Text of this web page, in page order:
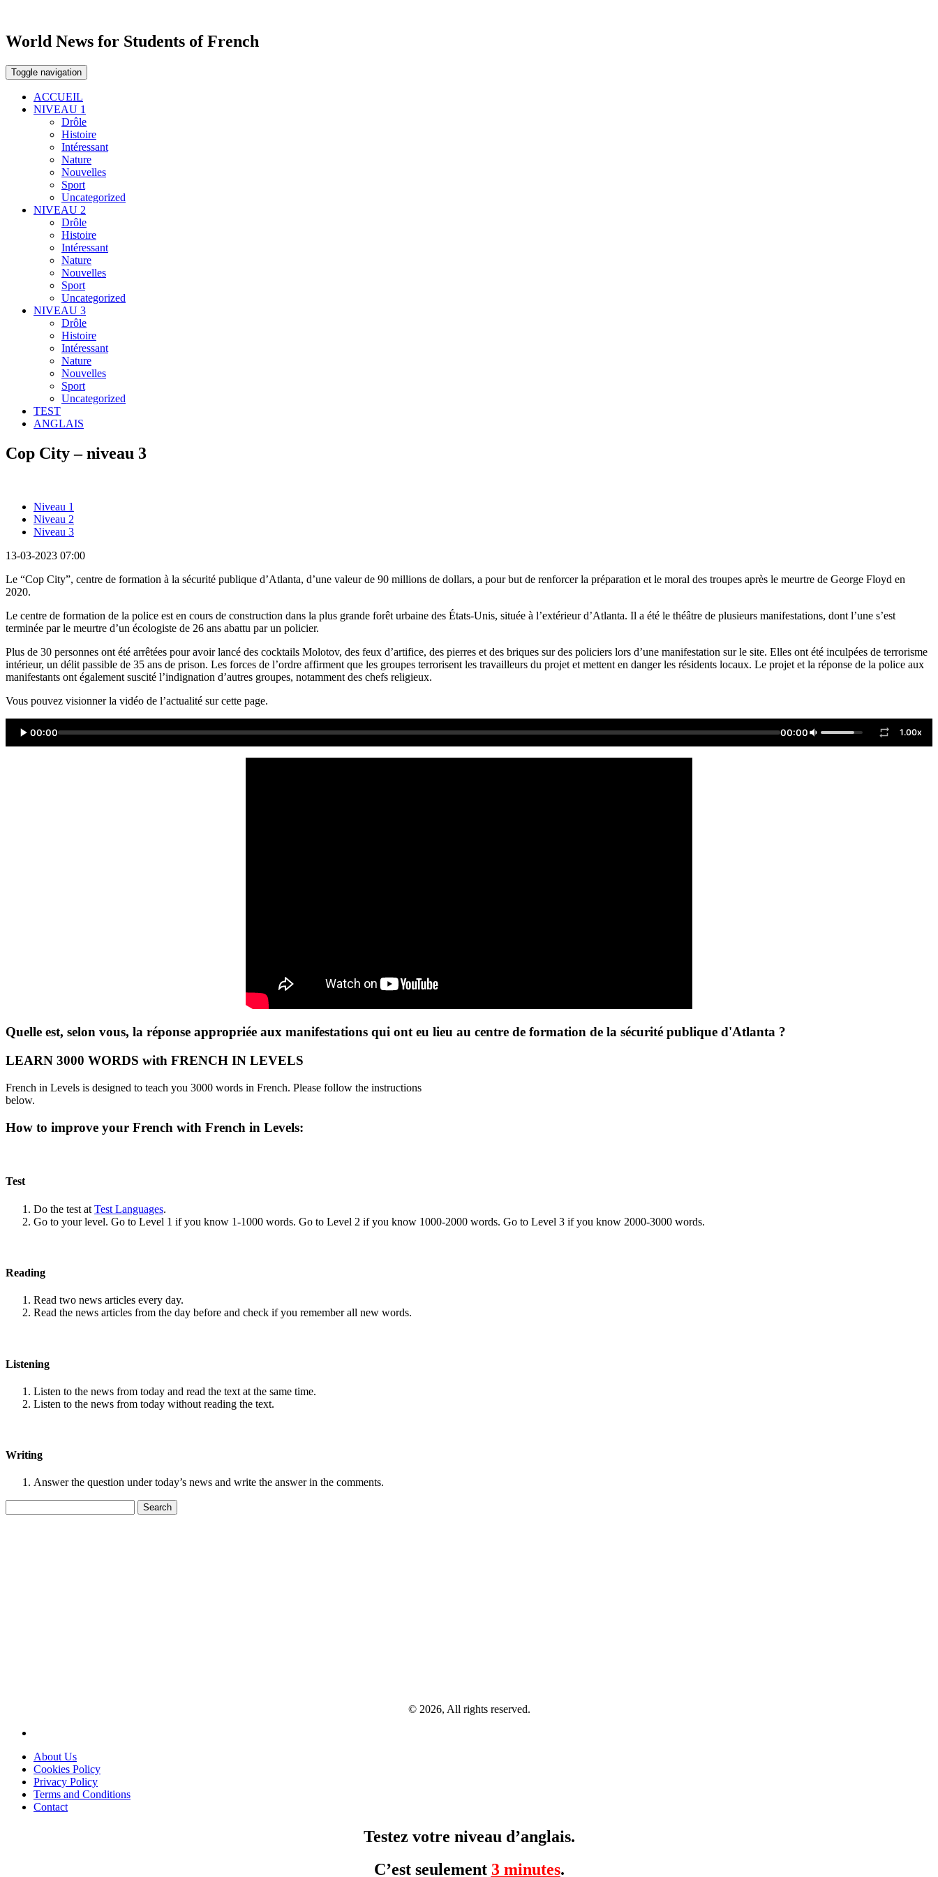
World News for Students of French
Toggle navigation
ACCUEIL
NIVEAU 1
Drôle
Histoire
Intéressant
Nature
Nouvelles
Sport
Uncategorized
NIVEAU 2
Drôle
Histoire
Intéressant
Nature
Nouvelles
Sport
Uncategorized
NIVEAU 3
Drôle
Histoire
Intéressant
Nature
Nouvelles
Sport
Uncategorized
TEST
ANGLAIS
Cop City – niveau 3
Niveau 1
Niveau 2
Niveau 3
13-03-2023 07:00
Le “Cop City”, centre de formation à la sécurité publique d’Atlanta, d’une valeur de 90 millions de dollars, a pour but de renforcer la préparation et le moral des troupes après le meurtre de George Floyd en
2020.
Le centre de formation de la police est en cours de construction dans la plus grande forêt urbaine des États-Unis, située à l’extérieur d’Atlanta. Il a été le théâtre de plusieurs manifestations, dont l’une s’est
terminée par le meurtre d’un écologiste de 26 ans abattu par un policier.
Plus de 30 personnes ont été arrêtées pour avoir lancé des cocktails Molotov, des feux d’artifice, des pierres et des briques sur des policiers lors d’une manifestation sur le site. Elles ont été inculpées de terrorisme
intérieur, un délit passible de 35 ans de prison. Les forces de l’ordre affirment que les groupes terrorisent les travailleurs du projet et mettent en danger les résidents locaux. Le projet et la réponse de la police aux
manifestants ont également suscité l’indignation d’autres groupes, notamment des chefs religieux.
Vous pouvez visionner la vidéo de l’actualité sur cette page.
00:00 00:00 1.00x
Quelle est, selon vous, la réponse appropriée aux manifestations qui ont eu lieu au centre de formation de la sécurité publique d'Atlanta ?
LEARN 3000 WORDS with FRENCH IN LEVELS
French in Levels is designed to teach you 3000 words in French. Please follow the instructions
below.
How to improve your French with French in Levels:
Test
Do the test at Test Languages.
Go to your level. Go to Level 1 if you know 1-1000 words. Go to Level 2 if you know 1000-2000 words. Go to Level 3 if you know 2000-3000 words.
Reading
Read two news articles every day.
Read the news articles from the day before and check if you remember all new words.
Listening
Listen to the news from today and read the text at the same time.
Listen to the news from today without reading the text.
Writing
Answer the question under today’s news and write the answer in the comments.
for:
© 2026, All rights reserved.
About Us
Cookies Policy
Privacy Policy
Terms and Conditions
Contact
Testez votre niveau d’anglais.
C’est seulement 3 minutes.